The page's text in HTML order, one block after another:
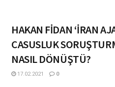
HAKAN FİDAN ‘İRAN
CASUSLUK
NASIL DÖNÜŞTÜ?
17.02.2021 0